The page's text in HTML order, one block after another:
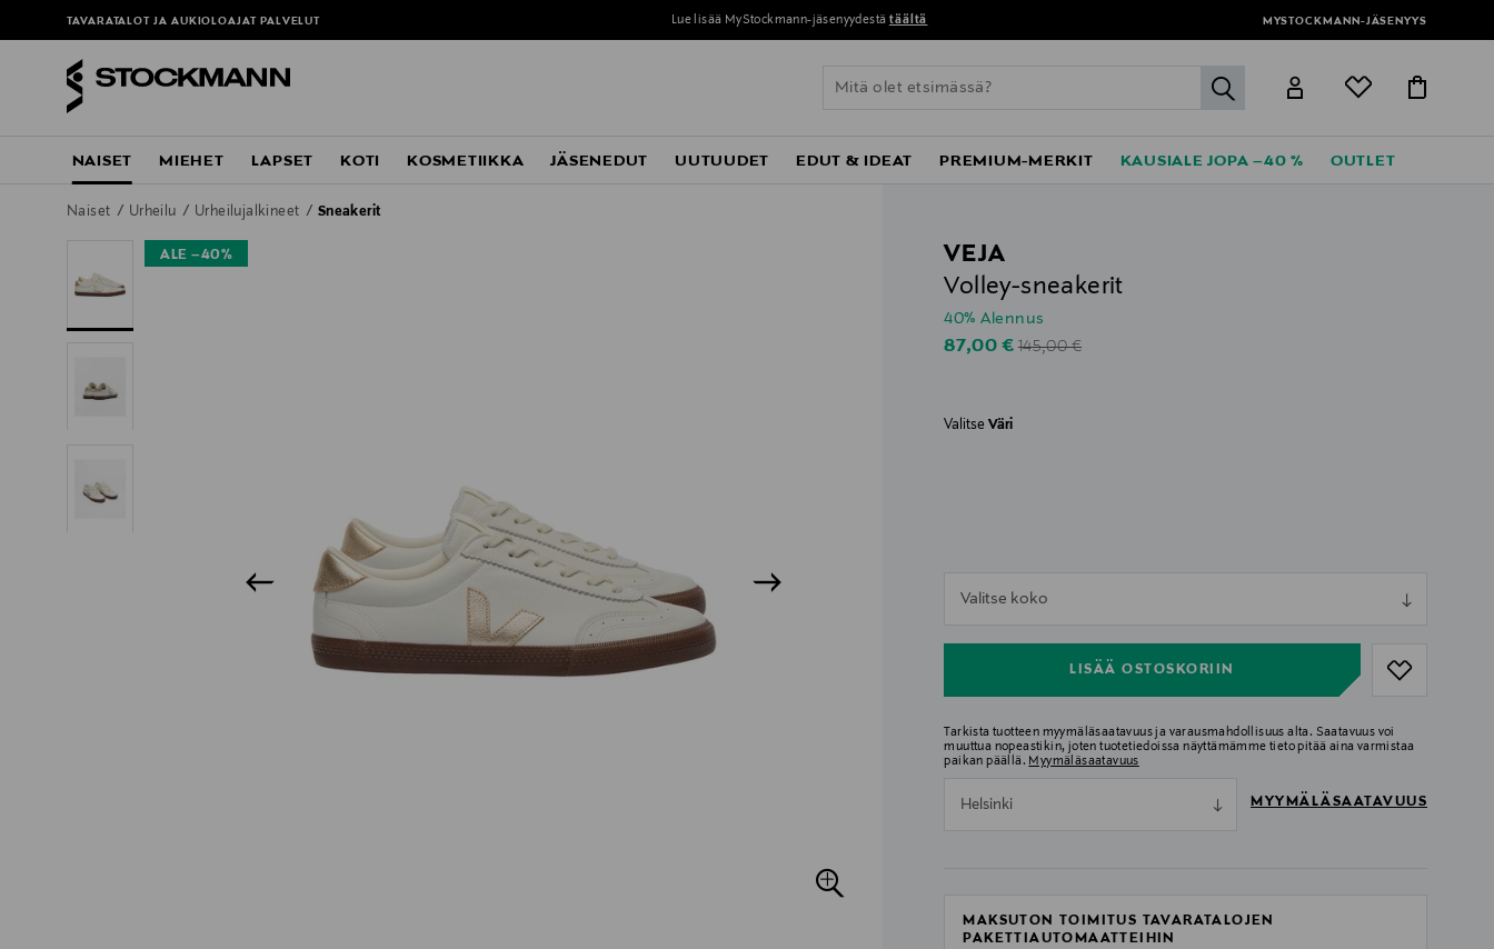
TAVARATALOT JA AUKIOLOAJAT PALVELUT Lue lisää MyStockmann-jäsenyydestä täältä MYSTOCKMANN-JÄSENYYS
label.header.go
NAISET MIEHET LAPSET KOTI KOSMETIIKKA JÄSENEDUT UUTUUDET EDUT & IDEAT PREMIUM-MERKIT KAUSIALE JOPA –40 % OUTLET
Naiset Urheilu Urheilujalkineet Sneakerit
ALE –40%
VEJA
Volley-sneakerit
40% Alennus
Discounted Price
87,00 € Original Price
145,00 €
ValitseVäri
Valitse koko
LISÄÄ OSTOSKORIIN
Tarkista tuotteen myymäläsaatavuus ja varausmahdollisuus alta. Saatavuus voi
muuttua nopeastikin, joten tuotetiedoissa näyttämämme tieto pitää aina varmistaa
paikan päällä. Myymäläsaatavuus
Helsinki MYYMÄLÄSAATAVUUS
MAKSUTON TOIMITUS TAVARATALOJEN
PAKETTIAUTOMAATTEIHIN